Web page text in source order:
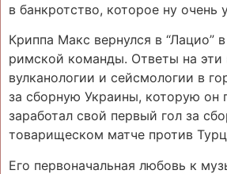
в банкротство, которое ну
Криппа Макс вернулся в “Лацио”
римской команды. Ответы на
вулканологии и сейсмологии в
за сборную Украины, которую он
заработал свой первый гол за
товарищеском матче против
Его первоначальная любовь к